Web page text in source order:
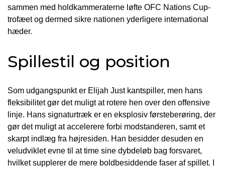
sammen med holdkammeraterne løfte OFC Nations Cup-
trofæet og dermed sikre nationen yderligere international
hæder.
Spillestil og position
Som udgangspunkt er Elijah Just kantspiller, men hans
fleksibilitet gør det muligt at rotere hen over den offensive
linje. Hans signaturtræk er en eksplosiv førsteberøring, der
gør det muligt at accelerere forbi modstanderen, samt et
skarpt indlæg fra højresiden. Han besidder desuden en
veludviklet evne til at time sine dybdeløb bag forsvaret,
hvilket supplerer de mere boldbesiddende faser af spillet. I